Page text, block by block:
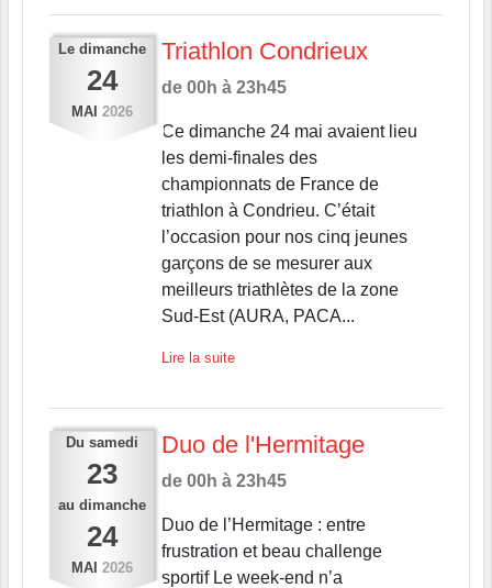
Le dimanche
24
MAI 2026
Triathlon Condrieux
de 00h à 23h45
Ce dimanche 24 mai avaient lieu
les demi-finales des
championnats de France de
triathlon à Condrieu. C’était
l’occasion pour nos cinq jeunes
garçons de se mesurer aux
meilleurs triathlètes de la zone
Sud-Est (AURA, PACA...
Lire la suite
Du samedi
23
au dimanche
24
MAI 2026
Duo de l'Hermitage
de 00h à 23h45
Duo de l’Hermitage : entre
frustration et beau challenge
sportif Le week-end n’a